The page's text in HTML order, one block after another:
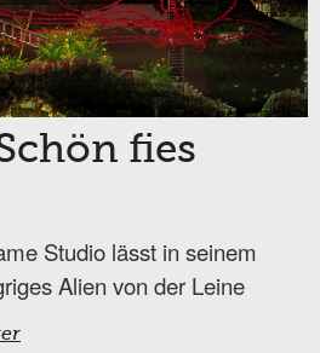
fies
Studio lässt in seinem
Alien von der Leine